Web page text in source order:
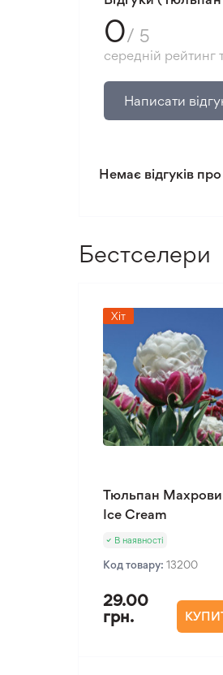
0/ 5
середній рейтинг
Написати
Немає відгуків
Бестселери
Хіт
Тюльпан
Ice Cream
В наявності
Код товару: 13200
29.00
грн.